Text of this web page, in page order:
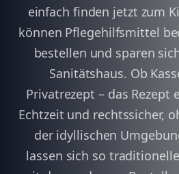
einfach finden jetzt zum
können Pflegehilfsmittel
bestellen und sparen
Sanitätshaus. Ob
Privatrezept – das Rezept
Echtzeit und rechtssicher,
der idyllischen
lassen sich so